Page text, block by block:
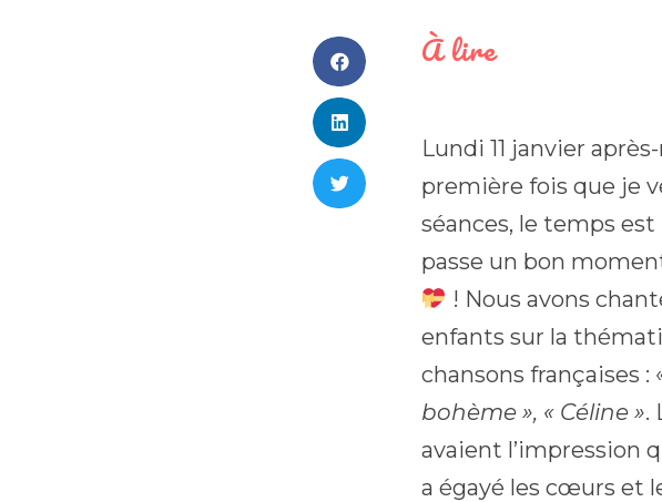
À lire
Lundi 11 janvier
première fois que je
séances, le temps
passe un bon
! Nous avons
enfants sur la
chansons françaises :
bohème », « Céline ».
avaient l’impression
a égayé les cœurs et